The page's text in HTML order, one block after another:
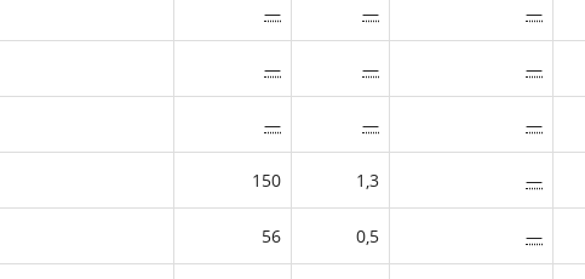
— — —
— — —
— — —
150 1,3 —
56 0,5 —